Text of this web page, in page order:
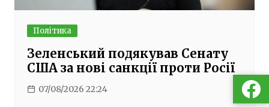
Політика
Зеленський подякував Сенату
США за нові санкції проти Росії
07/08/2026 22:24